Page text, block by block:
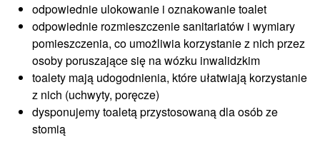
odpowiednie ulokowanie i oznakowanie toalet
odpowiednie rozmieszczenie sanitariatów i wymiary
pomieszczenia, co umożliwia korzystanie z nich przez
osoby poruszające się na wózku inwalidzkim
toalety mają udogodnienia, które ułatwiają korzystanie
z nich (uchwyty, poręcze)
dysponujemy toaletą przystosowaną dla osób ze
stomią